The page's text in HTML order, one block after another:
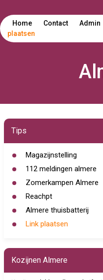
Home Contact Admin
plaatsen
Tips
Magazijnstelling
112 meldingen almere
Zomerkampen Almere
Reachpt
Almere thuisbatterij
Link plaatsen
Kozijnen Almere